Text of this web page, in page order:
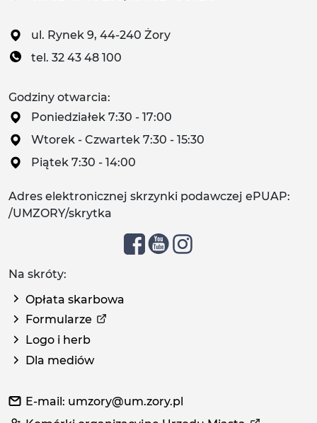
ul. Rynek 9, 44-240 Żory
tel. 32 43 48 100
Godziny otwarcia:
Poniedziałek 7:30 - 17:00
Wtorek - Czwartek 7:30 - 15:30
Piątek 7:30 - 14:00
Adres elektronicznej skrzynki podawczej ePUAP:
/UMZORY/skrytka
Na skróty:
Opłata skarbowa
Formularze
Logo i herb
Dla mediów
E-mail: umzory@um.zory.pl